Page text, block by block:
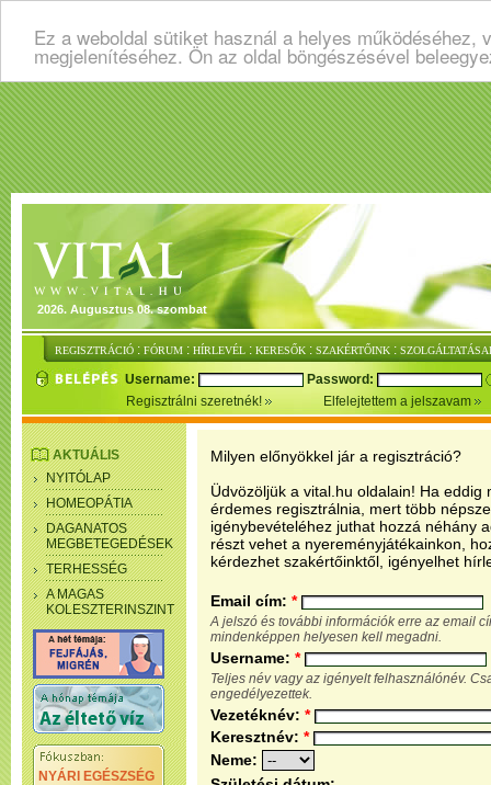
Ez a weboldal sütiket használ a helyes
megjelenítéséhez. Ön az oldal böngészésével
2026. Augusztus 08. szombat
REGISZTRÁCIÓ : FÓRUM : HÍRLEVÉL : KERESŐK : SZAKÉRTŐINK :
Username:
Password:
Regisztrálni szeretnék!
Elfelejtettem a jelszavam
AKTUÁLIS
NYITÓLAP
HOMEOPÁTIA
DAGANATOS
MEGBETEGEDÉSEK
TERHESSÉG
A MAGAS
KOLESZTERINSZINT
NYÁRI EGÉSZSÉG
Milyen előnyökkel jár a regisztráció?
Üdvözöljük a vital.hu oldalain! Ha eddig
érdemes regisztrálnia, mert több
igénybevételéhez juthat hozzá néhány
részt vehet a nyereményjátékainkon,
kérdezhet szakértőinktől, igényelhet
Email cím: *
A jelszó és további információk erre az email
mindenképpen helyesen kell megadni.
Username: *
Teljes név vagy az igényelt felhasználónév.
engedélyezettek.
Vezetéknév: *
Keresztnév: *
Neme: